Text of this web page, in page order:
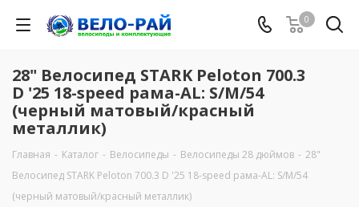
0
28" Велосипед STARK Peloton 700.3
D '25 18-speed рама-AL: S/M/54
(черный матовый/красный
металлик)
Главная - Каталог - Велосипеды - Велосипеды 28 дюймов - 28"
Велосипед STARK Peloton 700.3 D '25 18-speed рама-AL: S/M/54
(черный матовый/красный металлик)